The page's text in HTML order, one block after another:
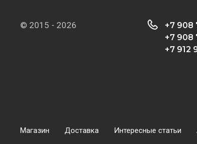
© 2015 - 2026
+7 908
+7 908
+7 912
Магазин Доставка Интересные статьи